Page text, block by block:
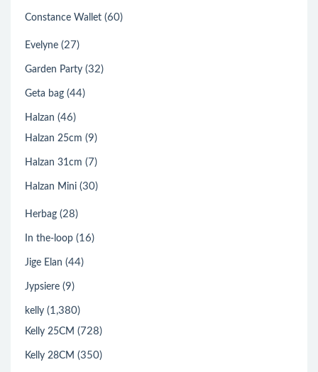
Constance Wallet (60)
Evelyne (27)
Garden Party (32)
Geta bag (44)
Halzan (46)
Halzan 25cm (9)
Halzan 31cm (7)
Halzan Mini (30)
Herbag (28)
In the-loop (16)
Jige Elan (44)
Jypsiere (9)
kelly (1,380)
Kelly 25CM (728)
Kelly 28CM (350)